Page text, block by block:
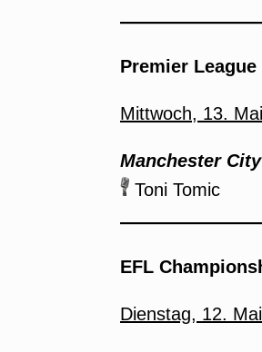
Premier
Mittwoch, 13.
Manchester
Toni Tomic
EFL
Dienstag, 12.